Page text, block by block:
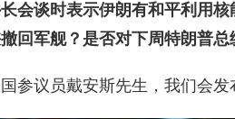
会谈时表示伊朗有和平利用
回军舰？是否对下周特朗普总
参议员戴安斯先生，我们会发